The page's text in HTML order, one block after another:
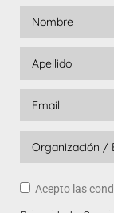
Acepto las